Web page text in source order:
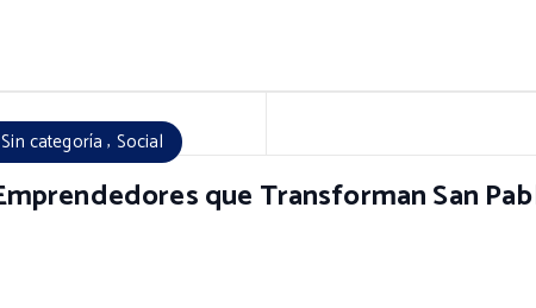
Sin categoría , Social
que Transforman San